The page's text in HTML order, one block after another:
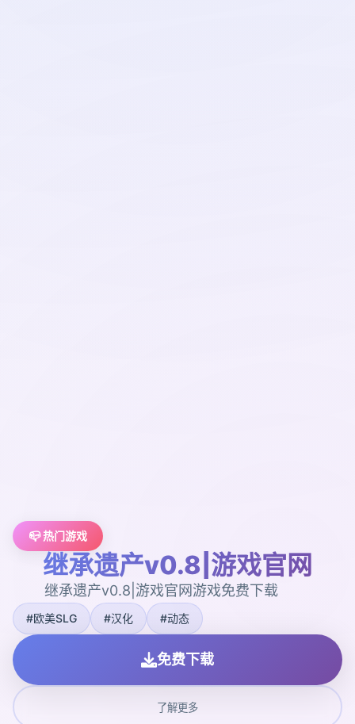
📪 热门游戏
继承遗产v0.8|游戏官网
继承遗产v0.8|游戏官网游戏免费下载
#欧美SLG #汉化 #动态
免费下载
了解更多